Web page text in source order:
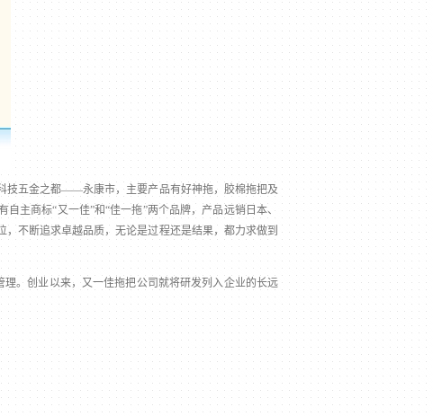
五金之都——永康市，主要产品有好神拖，胶棉拖把及
主商标“又一佳”和“佳一拖”两个品牌，产品远销日本、
不断追求卓越品质，无论是过程还是结果，都力求做到
。创业以来，又一佳拖把公司就将研发列入企业的长远